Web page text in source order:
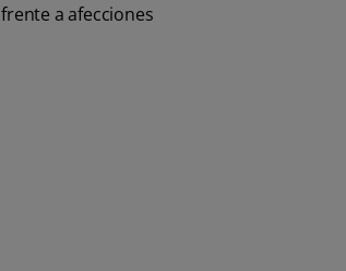
a afecciones